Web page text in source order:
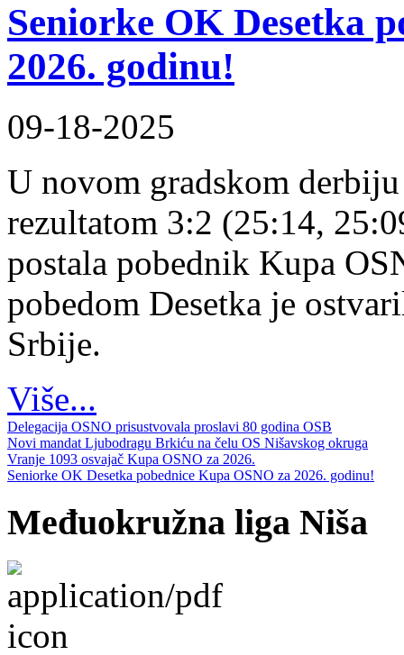
Seniorke OK Desetka
2026. godinu!
09-18-2025
U novom gradskom
rezultatom 3:2 (25:14,
postala pobednik Kupa
pobedom Desetka je
Srbije.
Više...
Delegacija OSNO prisustvovala proslavi 80 godina OSB
Novi mandat Ljubodragu Brkiću na čelu OS Nišavskog okruga
Vranje 1093 osvajač Kupa OSNO za 2026.
Seniorke OK Desetka pobednice Kupa OSNO za 2026. godinu!
Međuokružna liga Niša